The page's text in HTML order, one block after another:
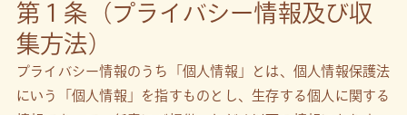
第１条（プライバシー情報及び収
集方法）
プライバシー情報のうち「個人情報」とは、個人情報保護法
にいう「個人情報」を指すものとし、生存する個人に関する